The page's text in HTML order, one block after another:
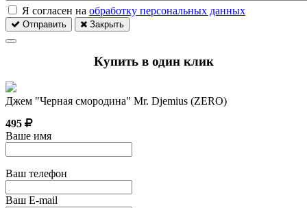
Я согласен на обработку персональных данных
Отправить Закрыть
Купить в один клик
Джем "Черная смородина" Mr. Djemius (ZERO)
495
Ваше имя
Ваш телефон
Ваш E-mail